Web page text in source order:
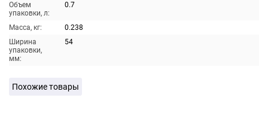
Объем
упаковки, л:
0.7
Масса, кг:
0.238
Ширина
упаковки,
мм:
54
Похожие товары